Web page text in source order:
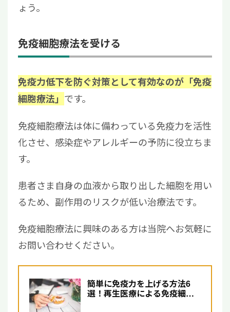
ょう。
免疫細胞療法を受ける
免疫力低下を防ぐ対策として有効なのが「免疫
細胞療法」 です。
免疫細胞療法は体に備わっている免疫力を活性
化させ、感染症やアレルギーの予防に役立ちま
す。
患者さま自身の血液から取り出した細胞を用い
るため、副作用のリスクが低い治療法です。
免疫細胞療法に興味のある方は当院へお気軽に
お問い合わせください。
簡単に免疫力を上げる方法6
選！再生医療による免疫細胞